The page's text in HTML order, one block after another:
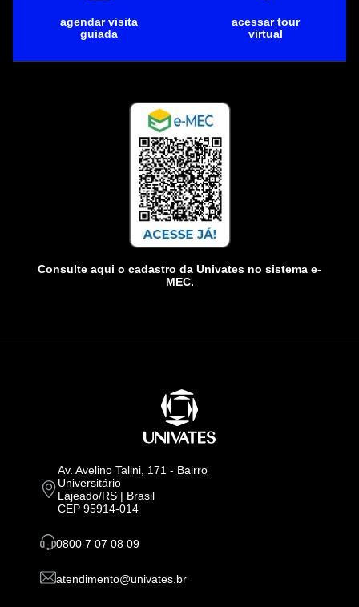
agendar visita
guiada
acessar tour
virtual
Consulte aqui o cadastro da Univates no sistema e-
MEC.
Av. Avelino Talini, 171 - Bairro
Universitário
Lajeado/RS | Brasil
CEP 95914-014
0800 7 07 08 09
atendimento@univates.br